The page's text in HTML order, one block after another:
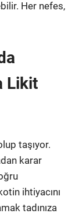
Her nefes,
Likit
taşıyor.
karar
ihtiyacını
tadınıza